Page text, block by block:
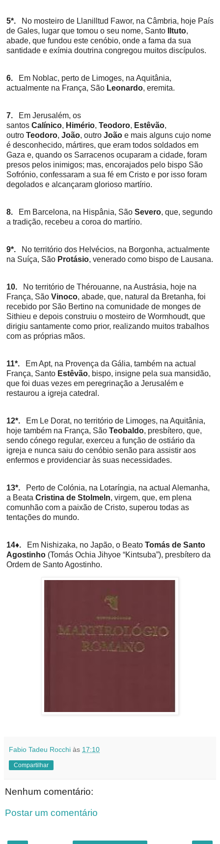
5*.
No mosteiro de Llanilltud Fawor, na Câmbria, hoje País
de Gales, lugar que tomou o seu nome, Santo
Iltuto,
abade, que fundou este cenóbio, onde a fama da sua
santidade e exímia doutrina congregou muitos discípulos.
6.
Em Noblac, perto de Limoges, na Aquitânia,
actualmente na França, São Leonardo, eremita.
7.
Em Jerusalém, os
santos Calínico, Himério, Teodoro, Estêvão,
outro Teodoro, João, outro João e mais alguns cujo nome
é desconhecido, mártires, que eram todos soldados em
Gaza e, quando os Sarracenos ocuparam a cidade, foram
presos pelos inimigos; mas, encorajados pelo bispo São
Sofrónio, confessaram a sua fé em Cristo e por isso foram
degolados e alcançaram glorioso martírio.
8. Em Barcelona, na Hispânia, São Severo, que, segundo
a tradição, recebeu a coroa do martírio.
9*.
No território dos Helvécios, na Borgonha, actualmente
na Suíça, São Protásio, venerado como bispo de Lausana.
10.
No território de Thérouanne, na Austrásia, hoje na
França, São Vinoco, abade, que, natural da Bretanha, foi
recebido por São Bertino na comunidade de monges de
Sithieu e depois construiu o mosteiro de Wormhoudt, que
dirigiu santamente como prior, realizando muitos trabalhos
com as próprias mãos.
11*.
Em Apt, na Provença da Gália, também na actual
França, Santo Estêvão, bispo, insigne pela sua mansidão,
que foi duas vezes em peregrinação a Jerusalém e
restaurou a igreja catedral.
12*.
Em Le Dorat, no território de Limoges, na Aquitânia,
hoje também na França, São Teobaldo, presbítero, que,
sendo cónego regular, exerceu a função de ostiário da
igreja e nunca saiu do cenóbio senão para assistir aos
enfermos e providenciar às suas necessidades.
13*.
Perto de Colónia, na Lotaríngia, na actual Alemanha,
a Beata Cristina de Stolmeln, virgem, que, em plena
comunhão com a paixão de Cristo, superou todas as
tentações do mundo.
14♦. Em Nishizaka, no Japão, o Beato Tomás de Santo
Agostinho (Tomás Ochia Jihyoe “Kintsuba”), presbítero da
Ordem de Santo Agostinho.
Fabio Tadeu Rocchi às 17:10
Compartilhar
Nenhum comentário:
Postar um comentário